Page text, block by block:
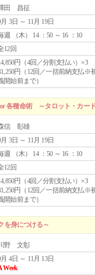
田 昌征
3日 ～ 11月 19日
週 （木） 14 ：50 ～ 16 ：10
12回
円（4回／分割支払い）×3
円（12回／一括前納支払※
開始前まで）
各種命術 ～タロット・カー
信 彰雄
3日 ～ 11月 19日
週 （木） 14 ：50 ～ 16 ：10
12回
円（4回／分割支払い）×3
円（12回／一括前納支払※
開始前まで）
を身につける～
野 文彰
4日 ～ 11月 13日
Week